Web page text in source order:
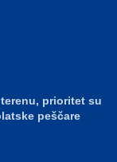
prioritet su
peščare